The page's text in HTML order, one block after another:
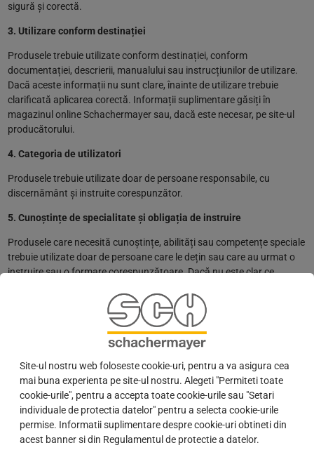
Site-ul nostru web foloseste cookie-uri, pentru a va asigura cea
mai buna experienta pe site-ul nostru. Alegeti "Permiteti toate
cookie-urile", pentru a accepta toate cookie-urile sau "Setari
individuale de protectia datelor" pentru a selecta cookie-urile
permise. Informatii suplimentare despre cookie-uri obtineti din
acest banner si din Regulamentul de protectie a datelor.
sigură și corectă.
3. Utilizare conform destinației
Produsele trebuie utilizate conform destinației, conform
documentației, descrierii, manualului sau instrucțiunilor de utilizare.
Dacă aceste informații nu sunt clare, înainte de utilizare trebuie
clarificată aplicarea corectă. Informații suplimentare găsiți în
magazinul online Schachermayer sau, dacă este necesar, pe site-ul
producătorului.
4. Categoria de utilizatori
Produsele trebuie utilizate doar de persoane responsabile, cu
discernământ și instruite corespunzător.
5. Cunoștințe de specialitate și obligația de instruire
Produsele care necesită cunoștințe, abilități sau competențe speciale
trebuie utilizate doar de persoane care le dețin sau care au urmat o
instruire sau o formare corespunzătoare. Dacă nu este clar ce
Schachermayer sau, dacă este necesar, pe site-ul producătorului.
6. Depozitare și transport
Clienții și consumatorii finali trebuie să depoziteze și să transporte
produsele în mod corespunzător, sigur și conform legii. Produsele
trebuie păstrate exclusiv în recipientul original sau în ambalajul
original. La transport și depozitare trebuie respectate toate
reglementările legale aplicabile (în special pentru substanțe
periculoase, produse chimico-tehnice sau materiale inflamabile).